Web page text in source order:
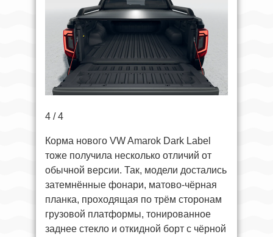
4 / 4
Корма нового VW Amarok Dark Label
тоже получила несколько отличий от
обычной версии. Так, модели достались
затемнённые фонари, матово-чёрная
планка, проходящая по трём сторонам
грузовой платформы, тонированное
заднее стекло и откидной борт с чёрной